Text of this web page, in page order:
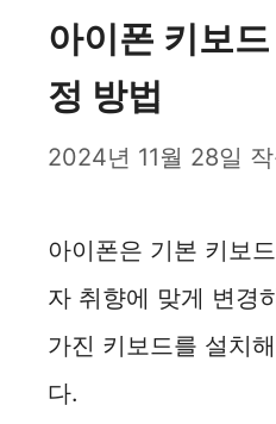
아이폰 키보
정 방법
2024년 11월 28일
아이폰은 기본 키보
자 취향에 맞게 변경
가진 키보드를 설치
다.